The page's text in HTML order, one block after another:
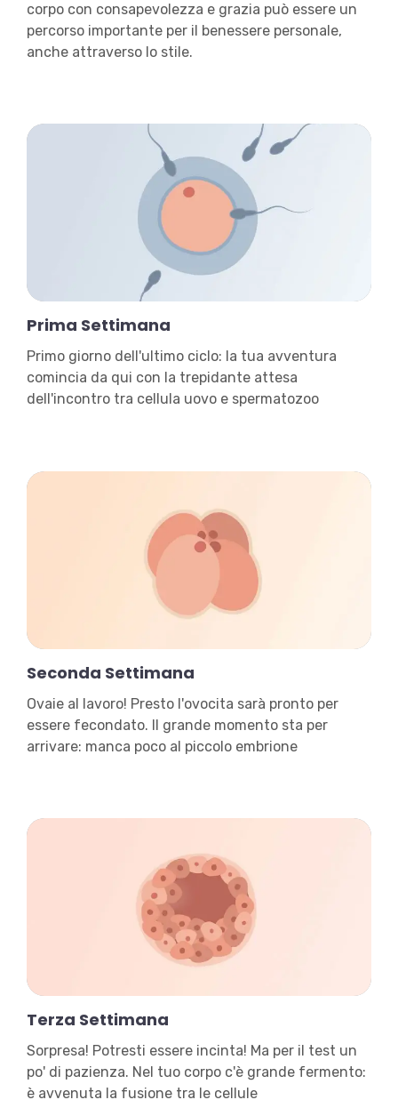
corpo con consapevolezza e grazia può essere un
percorso importante per il benessere personale,
anche attraverso lo stile.
Prima Settimana
Primo giorno dell'ultimo ciclo: la tua avventura
comincia da qui con la trepidante attesa
dell'incontro tra cellula uovo e spermatozoo
Seconda Settimana
Ovaie al lavoro! Presto l'ovocita sarà pronto per
essere fecondato. Il grande momento sta per
arrivare: manca poco al piccolo embrione
Terza Settimana
Sorpresa! Potresti essere incinta! Ma per il test un
po' di pazienza. Nel tuo corpo c'è grande fermento:
è avvenuta la fusione tra le cellule